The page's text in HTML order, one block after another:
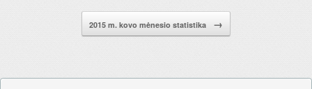
2015 m. kovo mėnesio statistika →